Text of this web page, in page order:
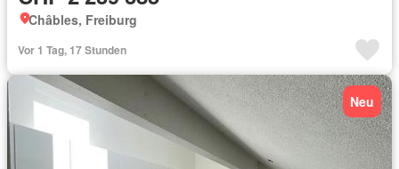
Châbles, Freiburg
Vor 1 Tag, 17 Stunden
Neu